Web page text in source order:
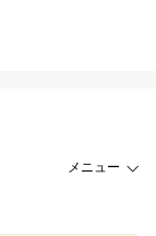
メニュー